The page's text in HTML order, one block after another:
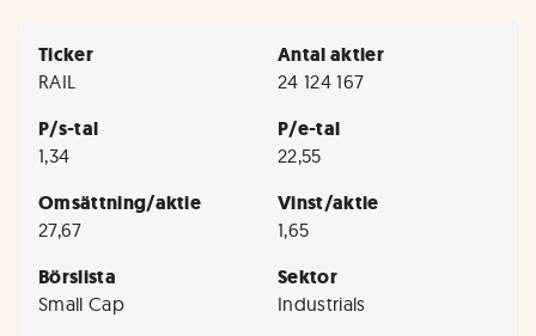
Ticker
RAIL
Antal aktier
24 124 167
P/s-tal
1,34
P/e-tal
22,55
Omsättning/aktie
27,67
Vinst/aktie
1,65
Börslista
Small Cap
Sektor
Industrials